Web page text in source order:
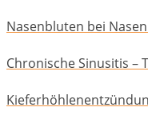
Nasenbluten bei
Chronische Sinusitis –